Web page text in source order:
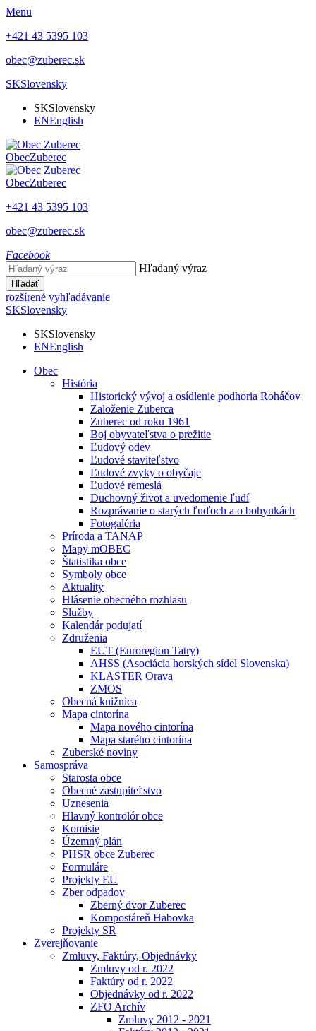
Menu
+421 43 5395 103
obec@zuberec.sk
SKSlovensky
SKSlovensky
ENEnglish
ObecZuberec
ObecZuberec
+421 43 5395 103
obec@zuberec.sk
Facebook
Hľadaný výraz
Hľadať
rozšírené vyhľadávanie
SKSlovensky
SKSlovensky
ENEnglish
Obec
História
Historický vývoj a osídlenie podhoria Roháčov
Založenie Zuberca
Zuberec od roku 1961
Boj obyvateľstva o prežitie
Ľudový odev
Ľudové staviteľstvo
Ľudové zvyky o obyčaje
Ľudové remeslá
Duchovný život a uvedomenie ľudí
Rozprávanie o starých ľuďoch a o bohynkách
Fotogaléria
Príroda a TANAP
Mapy mOBEC
Štatistika obce
Symboly obce
Aktuality
Hlásenie obecného rozhlasu
Služby
Kalendár podujatí
Združenia
EUT (Euroregion Tatry)
AHSS (Asociácia horských sídel Slovenska)
KLASTER Orava
ZMOS
Obecná knižnica
Mapa cintorína
Mapa nového cintorína
Mapa starého cintorína
Zuberské noviny
Samospráva
Starosta obce
Obecné zastupiteľstvo
Uznesenia
Hlavný kontrolór obce
Komisie
Územný plán
PHSR obce Zuberec
Formuláre
Projekty EU
Zber odpadov
Zberný dvor Zuberec
Kompostáreň Habovka
Projekty SR
Zverejňovanie
Zmluvy, Faktúry, Objednávky
Zmluvy od r. 2022
Faktúry od r. 2022
Objednávky od r. 2022
ZFO Archív
Zmluvy 2012 - 2021